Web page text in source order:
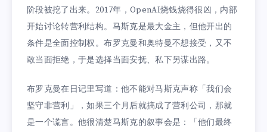
阶段被挖了出来。2017年，OpenAI烧钱烧得很凶，内部
开始讨论转营利结构。马斯克是最大金主，但他开出的
条件是全面控制权。布罗克曼和奥特曼不想接受，又不
敢当面拒绝，于是选择当面安抚、私下另谋出路。
布罗克曼在日记里写道：他不能对马斯克声称「我们会
坚守非营利」，如果三个月后就搞成了营利公司，那就
是一个谎言。他很清楚马斯克的叙事会是：「他们最终